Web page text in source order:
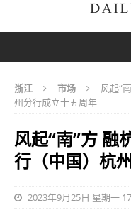
浙江 市场
风起“
州分行成立十五周年
风起“南”方
行（中国）杭
2023年9月25日 星期一